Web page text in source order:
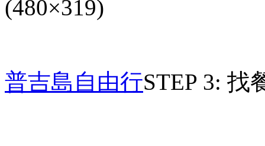
普吉島 自由行STEP 3: 找